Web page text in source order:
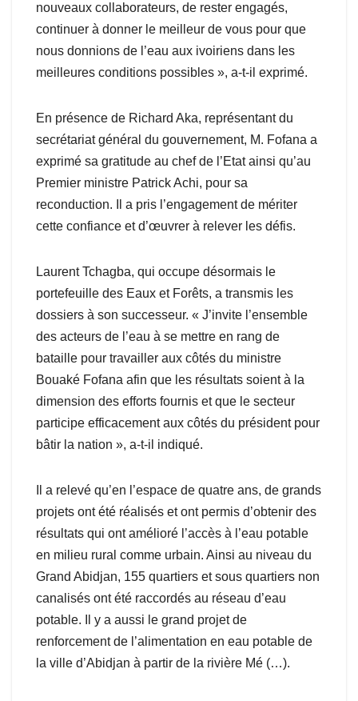
nouveaux collaborateurs, de rester engagés,
continuer à donner le meilleur de vous pour que
nous donnions de l’eau aux ivoiriens dans les
meilleures conditions possibles », a-t-il exprimé.
En présence de Richard Aka, représentant du
secrétariat général du gouvernement, M. Fofana a
exprimé sa gratitude au chef de l’Etat ainsi qu’au
Premier ministre Patrick Achi, pour sa
reconduction. Il a pris l’engagement de mériter
cette confiance et d’œuvrer à relever les défis.
Laurent Tchagba, qui occupe désormais le
portefeuille des Eaux et Forêts, a transmis les
dossiers à son successeur. « J’invite l’ensemble
des acteurs de l’eau à se mettre en rang de
bataille pour travailler aux côtés du ministre
Bouaké Fofana afin que les résultats soient à la
dimension des efforts fournis et que le secteur
participe efficacement aux côtés du président pour
bâtir la nation », a-t-il indiqué.
Il a relevé qu’en l’espace de quatre ans, de grands
projets ont été réalisés et ont permis d’obtenir des
résultats qui ont amélioré l’accès à l’eau potable
en milieu rural comme urbain. Ainsi au niveau du
Grand Abidjan, 155 quartiers et sous quartiers non
canalisés ont été raccordés au réseau d’eau
potable. Il y a aussi le grand projet de
renforcement de l’alimentation en eau potable de
la ville d’Abidjan à partir de la rivière Mé (…).